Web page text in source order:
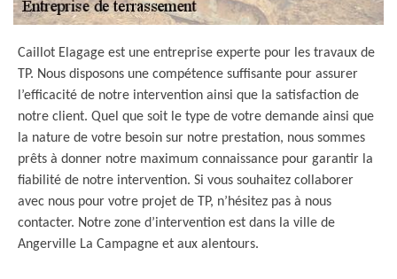
Caillot Elagage est une entreprise experte pour les travaux de
TP. Nous disposons une compétence suffisante pour assurer
l’efficacité de notre intervention ainsi que la satisfaction de
notre client. Quel que soit le type de votre demande ainsi que
la nature de votre besoin sur notre prestation, nous sommes
prêts à donner notre maximum connaissance pour garantir la
fiabilité de notre intervention. Si vous souhaitez collaborer
avec nous pour votre projet de TP, n’hésitez pas à nous
contacter. Notre zone d’intervention est dans la ville de
Angerville La Campagne et aux alentours.